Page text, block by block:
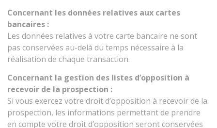
Concernant les données relatives aux cartes
bancaires :
Les données relatives à votre carte bancaire ne sont
pas conservées au-delà du temps nécessaire à la
réalisation de chaque transaction.
Concernant la gestion des listes d’opposition à
recevoir de la prospection :
Si vous exercez votre droit d’opposition à recevoir de la
prospection, les informations permettant de prendre
en compte votre droit d’opposition seront conservées